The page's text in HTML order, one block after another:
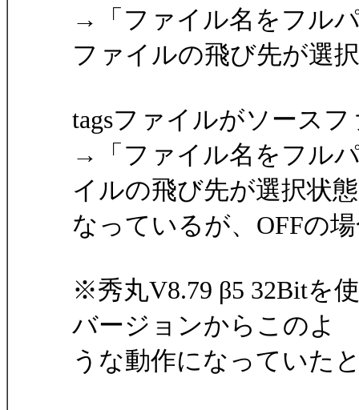
→「ファイル名をフル
ファイルの飛び先が選
tagsファイルがソース
→「ファイル名をフル
イルの飛び先が選択状
なっているが、OFFの
※秀丸V8.79 β5 32Bitを
バージョンからこのよ
うな動作になっていた